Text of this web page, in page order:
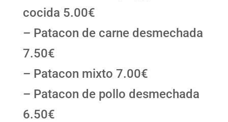
cocida 5.00€
– Patacon de carne desmechada
7.50€
– Patacon mixto 7.00€
– Patacon de pollo desmechada
6.50€